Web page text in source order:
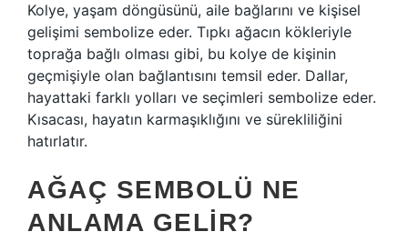
Kolye, yaşam döngüsünü, aile bağlarını ve kişisel
gelişimi sembolize eder. Tıpkı ağacın kökleriyle
toprağa bağlı olması gibi, bu kolye de kişinin
geçmişiyle olan bağlantısını temsil eder. Dallar,
hayattaki farklı yolları ve seçimleri sembolize eder.
Kısacası, hayatın karmaşıklığını ve sürekliliğini
hatırlatır.
AĞAÇ SEMBOLÜ NE
ANLAMA GELIR?